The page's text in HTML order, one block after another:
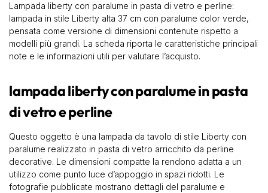
Lampada liberty con paralume in pasta di vetro e perline:
lampada in stile Liberty alta 37 cm con paralume color verde,
pensata come versione di dimensioni contenute rispetto a
modelli più grandi. La scheda riporta le caratteristiche principali
note e le informazioni utili per valutare l’acquisto.
lampada liberty con paralume in pasta
di vetro e perline
Questo oggetto è una lampada da tavolo di stile Liberty con
paralume realizzato in pasta di vetro arricchito da perline
decorative. Le dimensioni compatte la rendono adatta a un
utilizzo come punto luce d’appoggio in spazi ridotti. Le
fotografie pubblicate mostrano dettagli del paralume e